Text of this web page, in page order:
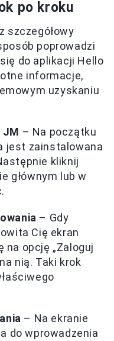
po kroku
szczegółowy
poprowadzi
do aplikacji Hello
informacje,
uzyskaniu
JM – Na początku
jest zainstalowana
kliknij
głównym lub w
– Gdy
Cię ekran
na opcję „Zaloguj
nią. Taki krok
– Na ekranie
do wprowadzenia